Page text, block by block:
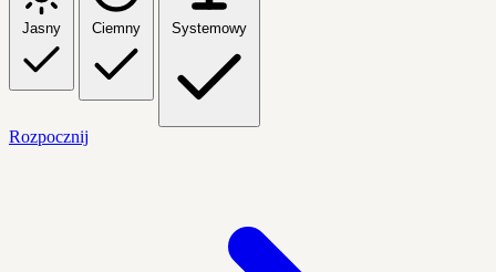
Jasny Ciemny Systemowy
Rozpocznij